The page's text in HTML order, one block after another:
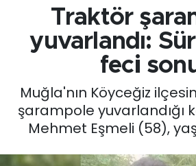
Traktör
yuvarlandı:
feci
Muğla'nın Köyceğiz
şarampole yuvarlandığı
Mehmet Eşmeli (58),
EGE
EKONOMİ
English News
Süper Lig Puan Durumu
Tüm Manşetler
Son Dakika Haberleri
Haber Arşivi